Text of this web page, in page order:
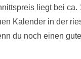
liegt bei
Kalender in der
du noch einen